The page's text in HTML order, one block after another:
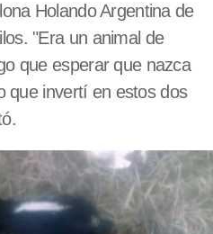
Holando Argentina de
"Era un animal de
que esperar que nazca
que invertí en estos dos